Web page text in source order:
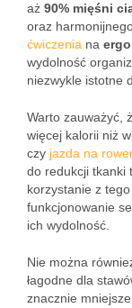
aż 90% mięśni
oraz
ćwiczenia na
wydolność
niezwykle istotne
Warto zauważyć,
więcej kalorii niż
czy jazda na
do redukcji tkanki
korzystanie z
funkcjonowanie
ich wydolność.
Nie można
łagodne dla
znacznie